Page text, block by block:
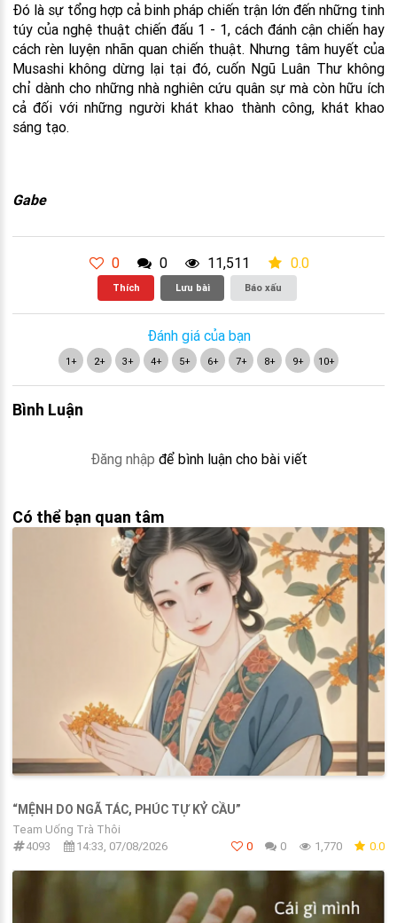
Đó là sự tổng hợp cả binh pháp chiến trận lớn đến những tinh
túy của nghệ thuật chiến đấu 1 - 1, cách đánh cận chiến hay
cách rèn luyện nhãn quan chiến thuật. Nhưng tâm huyết của
Musashi không dừng lại tại đó, cuốn Ngũ Luân Thư không
chỉ dành cho những nhà nghiên cứu quân sự mà còn hữu ích
cả đối với những người khát khao thành công, khát khao
sáng tạo.
Gabe
0 0 11,511 0.0
Thích Lưu bài Báo xấu
Đánh giá của bạn
1+ 2+ 3+ 4+ 5+ 6+ 7+ 8+ 9+ 10+
Bình Luận
Đăng nhập để bình luận cho bài viết
Có thể bạn quan tâm
“MỆNH DO NGÃ TÁC, PHÚC TỰ KỶ CẦU”
Team Uống Trà Thôi
4093
14:33, 07/08/2026 0 0 1,770 0.0